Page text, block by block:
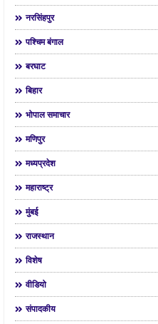
नरसिंहपुर
पश्चिम बंगाल
बरघाट
बिहार
भोपाल समाचार
मणिपुर
मध्यप्रदेश
महाराष्ट्र
मुंबई
राजस्थान
विशेष
वीडियो
संपादकीय